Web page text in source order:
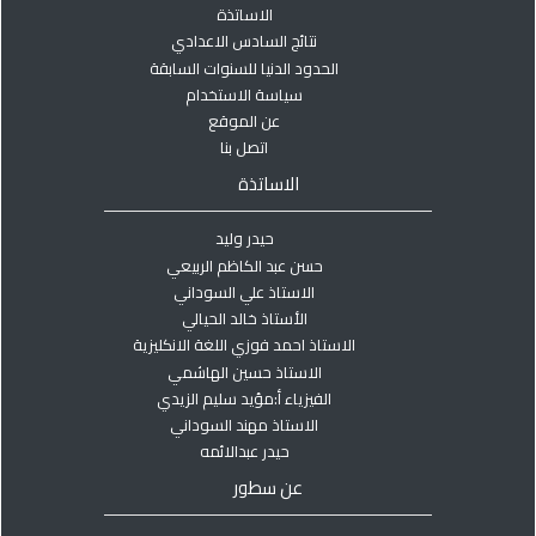
الاساتذة
نتائج السادس الاعدادي
الحدود الدنيا للسنوات السابقة
سياسة الاستخدام
عن الموقع
اتصل بنا
الاساتذة
حيدر وليد
حسن عبد الكاظم الربيعي
الاستاذ علي السوداني
الأستاذ خالد الحيالي
الاستاذ احمد فوزي اللغة الانكليزية
الاستاذ حسين الهاشمي
الفيزياء أ:مؤيد سليم الزيدي
الاستاذ مهند السوداني
حيدر عبدالائمه
عن سطور